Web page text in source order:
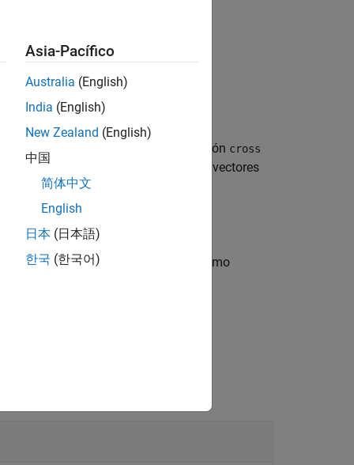
tamaño. En este caso, la función cross
calcula el producto cruz de los vectores
es igual a 3.
dim.Ay
deben tener el mismo
Asia-Pacífico
Australia (English)
India (English)
New Zealand (English)
中国
简体中文
English
日本 (日本語)
한국 (한국어)